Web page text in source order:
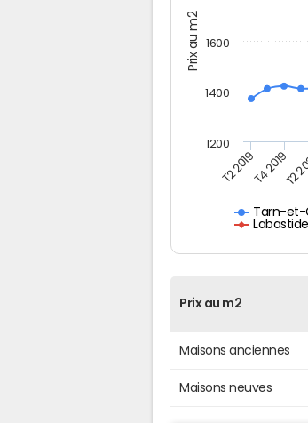
Prix au m2
Tarn-et-
T2 2019T4 2019T2
1200
1400
1600
Prix au m2
Maisons anciennes
Maisons neuves